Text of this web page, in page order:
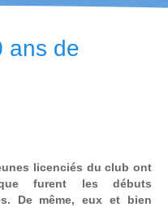
ans de
licenciés du club ont
furent les débuts
De même, eux et bien